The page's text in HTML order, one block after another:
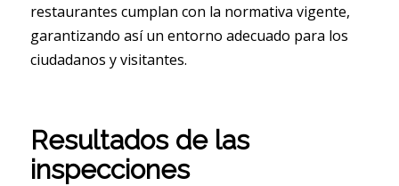
restaurantes cumplan con la normativa vigente,
garantizando así un entorno adecuado para los
ciudadanos y visitantes.
Resultados de las
inspecciones